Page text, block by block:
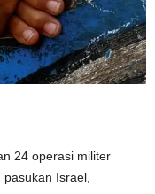
24 operasi militer
Israel,